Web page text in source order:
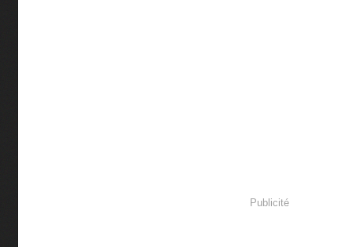
Publicité